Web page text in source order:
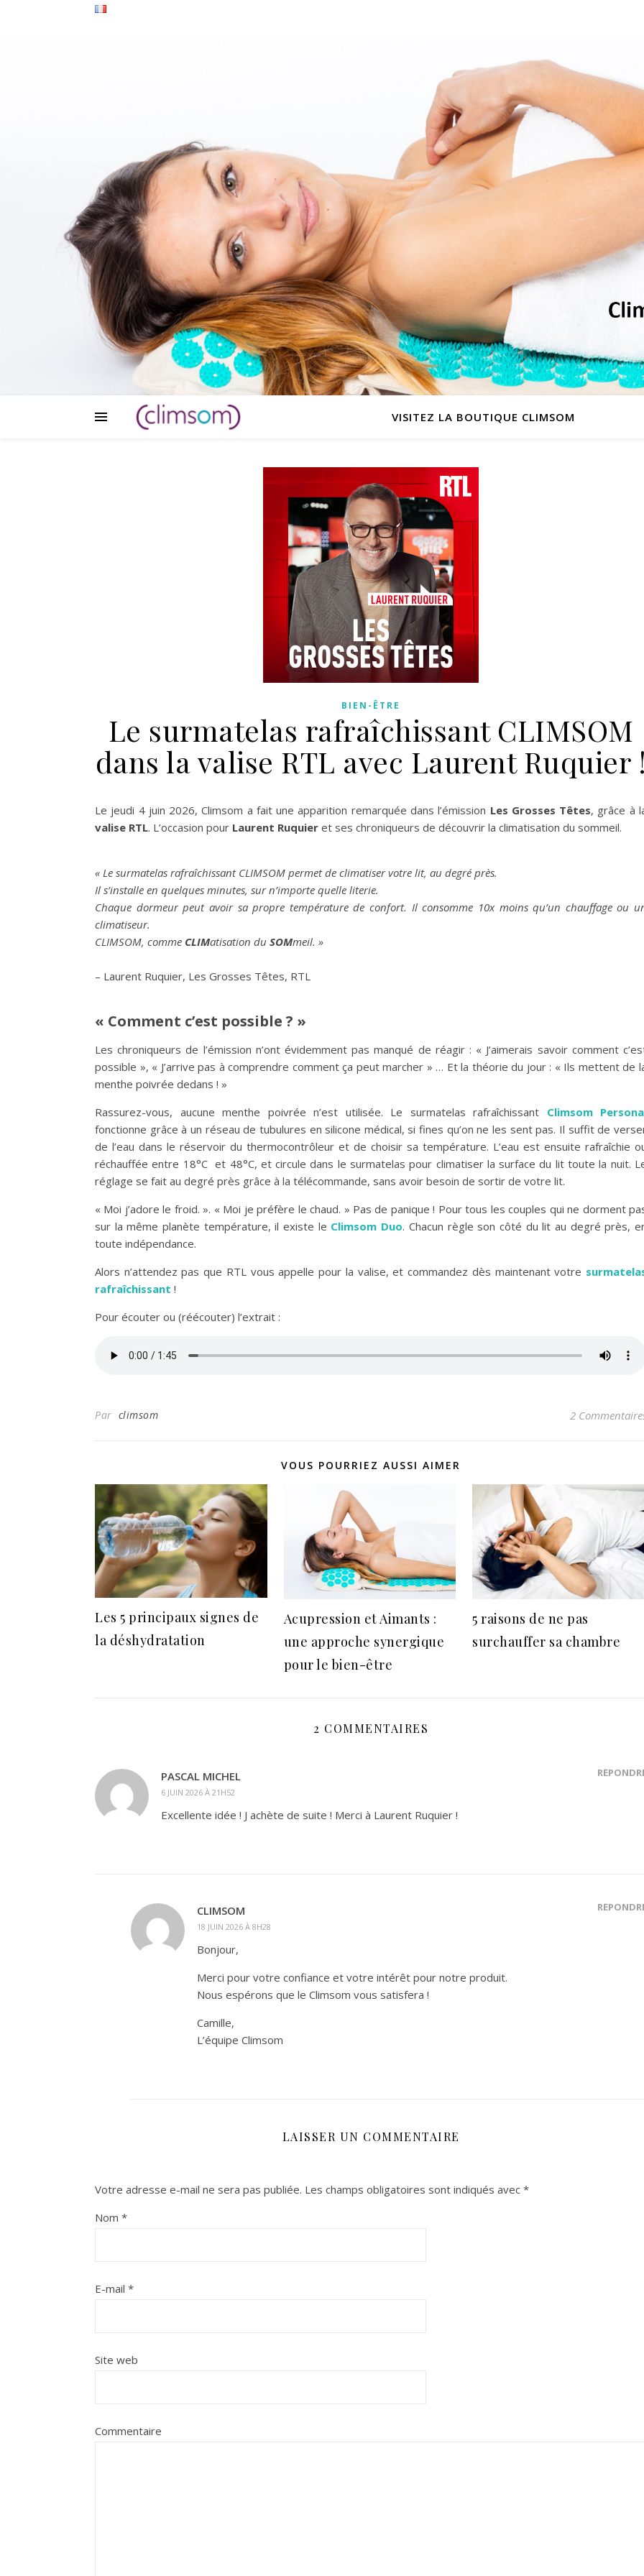
VISITEZ LA BOUTIQUE CLIMSOM
BIEN-ÊTRE
Le surmatelas rafraîchissant CLIMSOM
dans la valise RTL avec Laurent Ruquier
Le jeudi 4 juin 2026, Climsom a fait une apparition remarquée dans l’émission Les Grosses Têtes, grâce à
valise RTL. L’occasion pour Laurent Ruquier et ses chroniqueurs de découvrir la climatisation du sommeil.
« Le surmatelas rafraîchissant CLIMSOM permet de climatiser votre lit, au degré près.
Il s’installe en quelques minutes, sur n’importe quelle literie.
Chaque dormeur peut avoir sa propre température de confort. Il consomme 10x moins qu’un chauffage ou
climatiseur.
CLIMSOM, comme CLIMatisation du SOMmeil. »
– Laurent Ruquier, Les Grosses Têtes, RTL
« Comment c’est possible ? »
Les chroniqueurs de l’émission n’ont évidemment pas manqué de réagir : « J’aimerais savoir comment
possible », « J’arrive pas à comprendre comment ça peut marcher » … Et la théorie du jour : « Ils mettent de
menthe poivrée dedans ! »
Rassurez-vous, aucune menthe poivrée n’est utilisée. Le surmatelas rafraîchissant Climsom
fonctionne grâce à un réseau de tubulures en silicone médical, si fines qu’on ne les sent pas. Il suffit de
de l’eau dans le réservoir du thermocontrôleur et de choisir sa température. L’eau est ensuite rafraîchie
réchauffée entre 18°C et 48°C, et circule dans le surmatelas pour climatiser la surface du lit toute la nuit.
réglage se fait au degré près grâce à la télécommande, sans avoir besoin de sortir de votre lit.
« Moi j’adore le froid. ». « Moi je préfère le chaud. » Pas de panique ! Pour tous les couples qui ne dorment
sur la même planète température, il existe le Climsom Duo. Chacun règle son côté du lit au degré près,
toute indépendance.
Alors n’attendez pas que RTL vous appelle pour la valise, et commandez dès maintenant votre
rafraîchissant !
Pour écouter ou (réécouter) l’extrait :
Par climsom 2
VOUS POURRIEZ AUSSI AIMER
Les 5 principaux signes de
la déshydratation
Acupression et Aimants :
une approche synergique
pour le bien-être
5 raisons de ne pas
surchauffer sa chambre
2 COMMENTAIRES
PASCAL MICHEL
6 JUIN 2026 À 21H52
Excellente idée ! J achète de suite ! Merci à Laurent Ruquier !
CLIMSOM
18 JUIN 2026 À 8H28
Bonjour,
Merci pour votre confiance et votre intérêt pour notre produit.
Nous espérons que le Climsom vous satisfera !
Camille,
L’équipe Climsom
LAISSER UN COMMENTAIRE
Votre adresse e-mail ne sera pas publiée. Les champs obligatoires sont indiqués avec *
Nom *
E-mail *
Site web
Commentaire